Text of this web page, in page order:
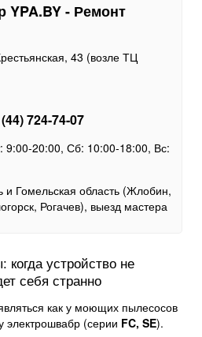
YPA.BY - Ремонт
43 (возле ТЦ
724-74-07
9:00-20:00, Сб: 10:00-18:00, Вс:
и Гомельская область (Жлобин,
Рогачев), выезд мастера
устройство не
себя странно
как у моющих пылесосов
электрошвабр (серии FC, SE).